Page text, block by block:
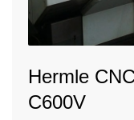
Hermle
C600V